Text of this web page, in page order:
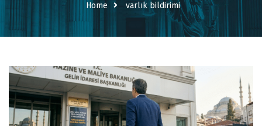
Home varlık bildirimi